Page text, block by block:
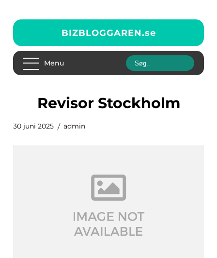
BIZBLOGGAREN.se
Menu
revisor Stockholm
30 juni 2025 admin